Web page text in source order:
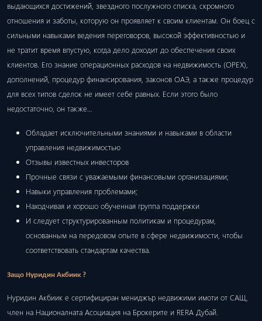
выдающихся достижений, звездного послужного списка, скромного
отношения и заботы, которую он проявляет к своим клиентам. Он боец ​​с
сильными навыками ведения переговоров, высокой эффективностью и
не тратит время впустую, когда дело доходит до обеспечения своих
клиентов. Его знание операционных расходов на недвижимость (OPEX),
дополнений, процедур финансирования, законов ОАЭ, а также процедур
для всех типов сделок не имеет себе равных. Если этого было
недостаточно, он также…
Обладает исключительными знаниями и навыками в области
управления недвижимостью
Отзывы известных инвесторов
Прочные связи с уважаемыми финансовыми организациями;
Навыки управления проблемами;
Находчивая и хорошо обученная группа поддержки
И следует структурированным политикам и процедурам,
основанным на передовом опыте в сфере недвижимости, чтобы
соответствовать стандартам качества.
Защо Нуридин Акбиик ?
Нуридин Акбиик е сертифициран мениджър недвижими имоти от САЩ,
член на Националната Асоциация на Брокерите и RERA Дубай.